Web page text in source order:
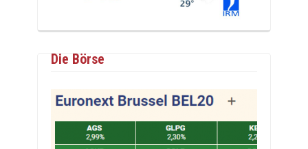
Die Börse